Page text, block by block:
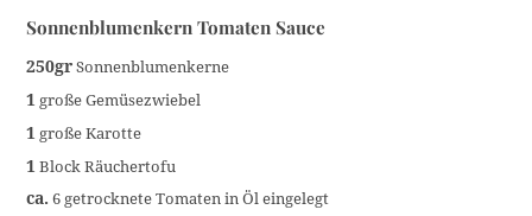
Sonnenblumenkern Tomaten Sauce
250grSonnenblumenkerne
1 große Gemüsezwiebel
1 große Karotte
1 Block Räuchertofu
ca. 6 getrocknete Tomaten in Öl eingelegt